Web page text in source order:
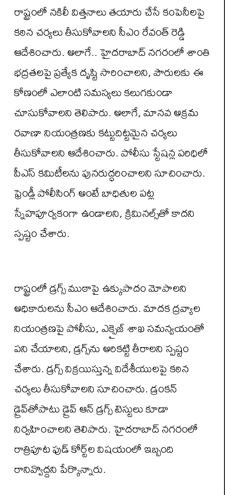
రాష్ట్రంలో నకిలీ విత్తనాలు తయారు చేసే కంపెనీలపై
కఠిన చర్యలు తీసుకోవాలని సీఎం రేవంత్ రెడ్డి
ఆదేశించారు. అలాగే.. హైదరాబాద్ నగరంలో శాంతి
భద్రతలపై ప్రత్యేక దృష్టి సారించాలని, పౌరులకు ఈ
కోణంలో ఎలాంటి సమస్యలు కలుగకుండా
చూసుకోవాలని తెలిపారు. అలాగే, మానవ అక్రమ
రవాణా నియంత్రణకు కట్టుదిట్టమైన చర్యలు
తీసుకోవాలని ఆదేశించారు. పోలీసు స్టేషన్ల పరిధిలో
పీఎస్ కమిటీలను పునరుద్ధరించాలని సూచించారు.
ఫ్రెండ్లీ పోలీసింగ్ అంటే బాధితుల పట్ల
స్నేహపూర్వకంగా ఉండాలని, క్రిమినల్స్‌తో కాదని
స్పష్టం చేశారు.
రాష్ట్రంలో డ్రగ్స్ ముఠాపై ఉక్కుపాదం మోపాలని
అధికారులను సీఎం ఆదేశించారు. మాదక ద్రవ్యాల
నియంత్రణపై పోలీసు, ఎక్సైజ్ శాఖ సమన్వయంతో
పని చేయాలని, డ్రగ్స్‌ను అరికట్టి తీరాలని స్పష్టం
చేశారు. డ్రగ్స్ విక్రయిస్తున్న విదేశీయులపై కఠిన
చర్యలు తీసుకోవాలని సూచించారు. డ్రంకన్
డ్రైవ్‌తోపాటు డ్రైవ్ ఆన్ డ్రగ్స్ టెస్టులు కూడా
నిర్వహించాలని తెలిపారు. హైదరాబాద్ నగరంలో
రాత్రిపూట ఫుడ్ కోర్ట్‌ల విషయంలో ఇబ్బంది
రానివ్వొద్దని పేర్కొన్నారు.